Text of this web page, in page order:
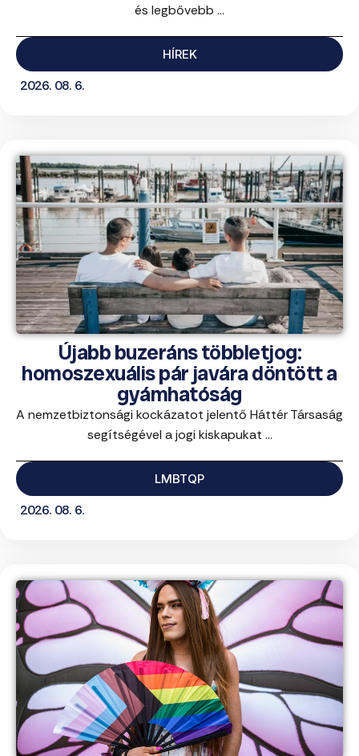
és legbővebb ...
HÍREK
2026. 08. 6.
Újabb buzeráns többletjog:
homoszexuális pár javára döntött a
gyámhatóság
A nemzetbiztonsági kockázatot jelentő Háttér Társaság
segítségével a jogi kiskapukat ...
LMBTQP
2026. 08. 6.